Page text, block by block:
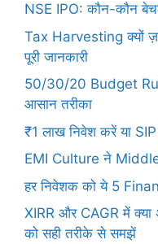
NSE IPO: कौन-कौन
Tax Harvesting क्यों
पूरी जानकारी
50/30/20 Budget
आसान तरीका
₹1 लाख निवेश करें या
EMI Culture ने
हर निवेशक को ये 5
XIRR और CAGR में
को सही तरीके से समझें